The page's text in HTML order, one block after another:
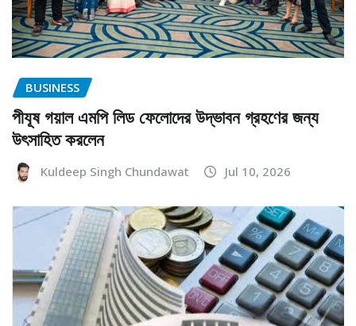
BUSINESS
পীযূষ গয়াল এমপি লিড ফেলোদের উদ্ভাবন গ্রহণের জন্য
উৎসাহিত করলেন
Kuldeep Singh Chundawat Jul 10, 2026